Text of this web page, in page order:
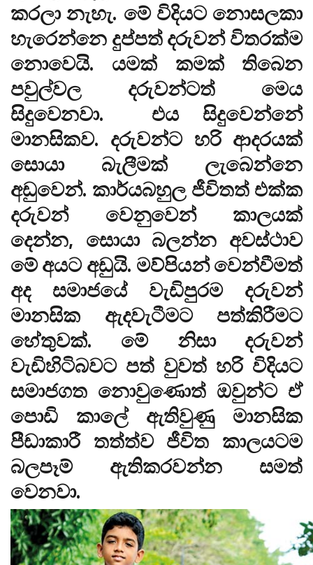
කරලා නැහැ. මේ විදියට නොසලකා
හැරෙන්නෙ දුප්පත් දරුවන් විතරක්ම
නොවෙයි. යමක් කමක් තිබෙන
පවුල්වල දරුවන්ටත් මෙය
සිදුවෙනවා. එය සිදුවෙන්නේ
මානසිකව. දරුවන්ට හරි ආදරයක්
සොයා බැලීමක් ලැබෙන්නෙ
අඩුවෙන්. කාර්යබහුල ජීවිතත් එක්ක
දරුවන් වෙනුවෙන් කාලයක්
දෙන්න, සොයා බලන්න අවස්ථාව
මේ අයට අඩුයි. මව්පියන් වෙන්වීමත්
අද සමාජයේ වැඩිපුරම දරුවන්
මානසික ඇදවැටීමට පත්කිරීමට
හේතුවක්. මේ නිසා දරුවන්
වැඩිහිටිබවට පත් වුවත් හරි විදියට
සමාජගත නොවුණොත් ඔවුන්ට ඒ
පොඩි කාලේ ඇතිවුණු මානසික
පීඩාකාරී තත්ත්ව ජීවිත කාලයටම
බලපෑම් ඇතිකරවන්න සමත්
වෙනවා.